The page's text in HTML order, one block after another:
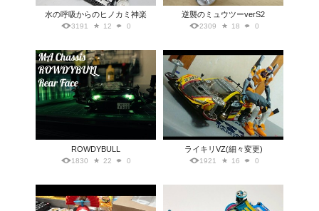
水の呼吸からのヒノカミ神楽
3191 12 0
逆襲のミュウツーverS2
2309 18 0
ROWDYBULL
1830 22 0
ライキリVZ(細々変更)
1921 16 0